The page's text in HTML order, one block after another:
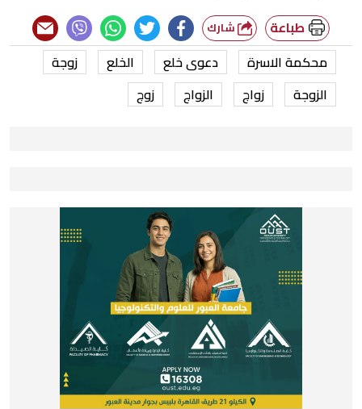
طباعة
محكمة الاسرة دعوى خلع الخلع
زوجة
الزوجة
زواج الزواج زوج